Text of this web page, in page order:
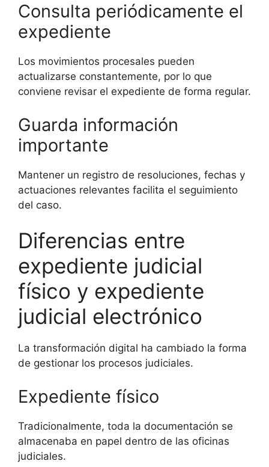
Consulta periódicamente el
expediente
Los movimientos procesales pueden
actualizarse constantemente, por lo que
conviene revisar el expediente de forma regular.
Guarda información
importante
Mantener un registro de resoluciones, fechas y
actuaciones relevantes facilita el seguimiento
del caso.
Diferencias entre
expediente judicial
físico y expediente
judicial electrónico
La transformación digital ha cambiado la forma
de gestionar los procesos judiciales.
Expediente físico
Tradicionalmente, toda la documentación se
almacenaba en papel dentro de las oficinas
judiciales.